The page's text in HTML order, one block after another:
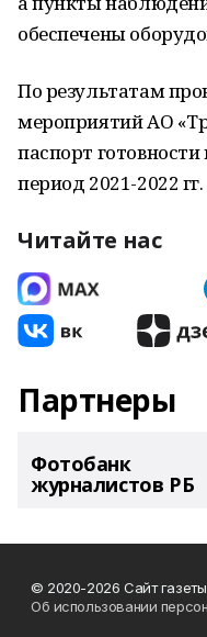
обеспечены
По результатам
мероприятий АО
паспорт
период 2021-2022 гг.
Читайте нас
Партнеры
Фотобанк
журналистов РБ
© 2020-2026 Сайт
Об использовании